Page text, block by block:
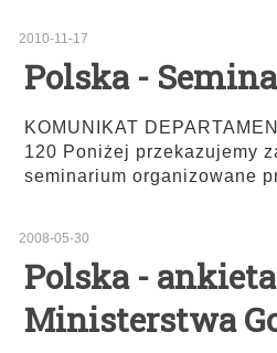
2010-11-17
Polska -
KOMUNIKAT
120 Poniżej przekazujemy
seminarium organizowane
2008-05-30
Polska - ankieta
Ministerstwa